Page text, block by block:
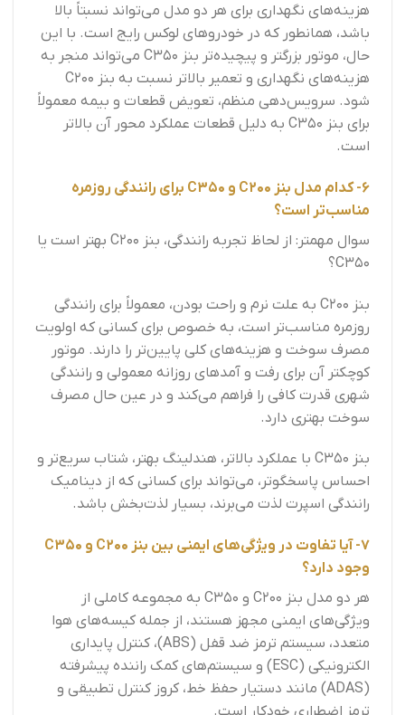
هزینه‌های نگهداری برای هر دو مدل می‌تواند نسبتاً بالا
باشد، همانطور که در خودروهای لوکس رایج است. با این
حال، موتور بزرگتر و پیچیده‌تر بنز C350 می‌تواند منجر به
هزینه‌های نگهداری و تعمیر بالاتر نسبت به بنز C200
شود. سرویس‌دهی منظم، تعویض قطعات و بیمه معمولاً
برای بنز C350 به دلیل قطعات عملکرد محور آن بالاتر
است.
6- کدام مدل بنز C200 و C350 برای رانندگی روزمره
مناسب‌تر است؟
سوال مهمتر: از لحاظ تجربه رانندگی، بنز C200 بهتر است یا
C350؟
بنز C200 به علت نرم و راحت بودن، معمولاً برای رانندگی
روزمره مناسب‌تر است، به خصوص برای کسانی که اولویت
مصرف سوخت و هزینه‌های کلی پایین‌تر را دارند. موتور
کوچکتر آن برای رفت و آمدهای روزانه معمولی و رانندگی
شهری قدرت کافی را فراهم می‌کند و در عین حال مصرف
سوخت بهتری دارد.
بنز C350 با عملکرد بالاتر، هندلینگ بهتر، شتاب سریع‌تر و
احساس پاسخگوتر، می‌تواند برای کسانی که از دینامیک
رانندگی اسپرت لذت می‌برند، بسیار لذت‌بخش باشد.
7- آیا تفاوت در ویژگی‌های ایمنی بین بنز C200 و C350
وجود دارد؟
هر دو مدل بنز C200 و C350 به مجموعه کاملی از
ویژگی‌های ایمنی مجهز هستند، از جمله کیسه‌های هوا
متعدد، سیستم ترمز ضد قفل (ABS)، کنترل پایداری
الکترونیکی (ESC) و سیستم‌های کمک راننده پیشرفته
(ADAS) مانند دستیار حفظ خط، کروز کنترل تطبیقی و